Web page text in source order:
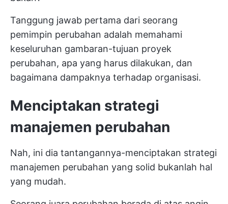
Tanggung jawab pertama dari seorang
pemimpin perubahan adalah memahami
keseluruhan gambaran-tujuan proyek
perubahan, apa yang harus dilakukan, dan
bagaimana dampaknya terhadap organisasi.
Menciptakan strategi
manajemen perubahan
Nah, ini dia tantangannya-menciptakan strategi
manajemen perubahan yang solid bukanlah hal
yang mudah.